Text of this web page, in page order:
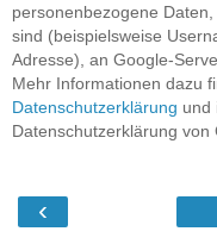
personenbezogene
sind (beispielsweise
Adresse), an Google-
Mehr Informationen dazu
Datenschutzerklärung und
Datenschutzerklärung von
‹